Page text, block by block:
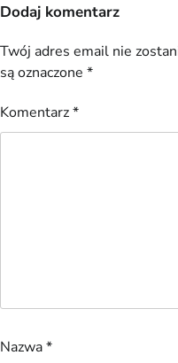
Dodaj komentarz
Twój adres email nie
są oznaczone *
Komentarz*
Nazwa*